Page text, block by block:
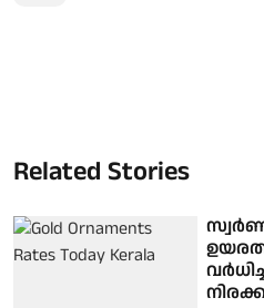
Related Stories